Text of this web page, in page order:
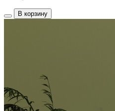
В корзину